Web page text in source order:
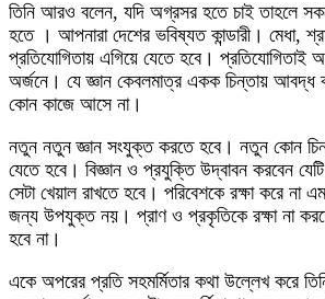
তিনি আরও বলেন, যদি অগ্রসর হতে চাই তাহলে
হতে । আপনারা দেশের ভবিষ্যত কান্ডারী। মেধা,
প্রতিযোগিতায় এগিয়ে যেতে হবে। প্রতিযোগিতাই
অর্জনে। যে জ্ঞান কেবলমাত্র একক চিন্তায় আবদ্ধ করে
কোন কাজে আসে না।
নতুন নতুন জ্ঞান সংযুক্ত করতে হবে। নতুন কোন
যেতে হবে। বিজ্ঞান ও প্রযুক্তি উদ্বাবন করবেন যেটি
সেটা খেয়াল রাখতে হবে। পরিবেশকে রক্ষা করে না
জন্য উপযুক্ত নয়। প্রাণ ও প্রকৃতিকে রক্ষা না করতে
হবে না।
একে অপরের প্রতি সহমর্মিতার কথা উল্লেখ করে